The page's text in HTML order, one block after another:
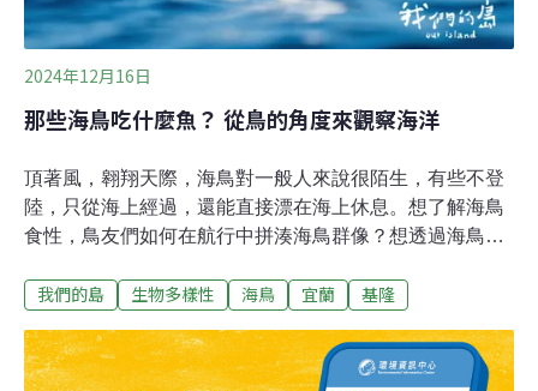
2024年12月16日
那些海鳥吃什麼魚？ 從鳥的角度來觀察海洋
頂著風，翱翔天際，海鳥對一般人來說很陌生，有些不登
陸，只從海上經過，還能直接漂在海上休息。想了解海鳥
食性，鳥友們如何在航行中拼湊海鳥群像？想透過海鳥來
畫面在基隆的八尺門漁港集結，台北鳥會志工準備登船出
陽光炙熱，墨鏡、遮陽帽、袖套都不能少。逐漸遠離岸
邊，乘風破浪，經過基隆嶼，向北航行，目標是北方三
我們的島 生物多樣性 海鳥 宜蘭 基隆